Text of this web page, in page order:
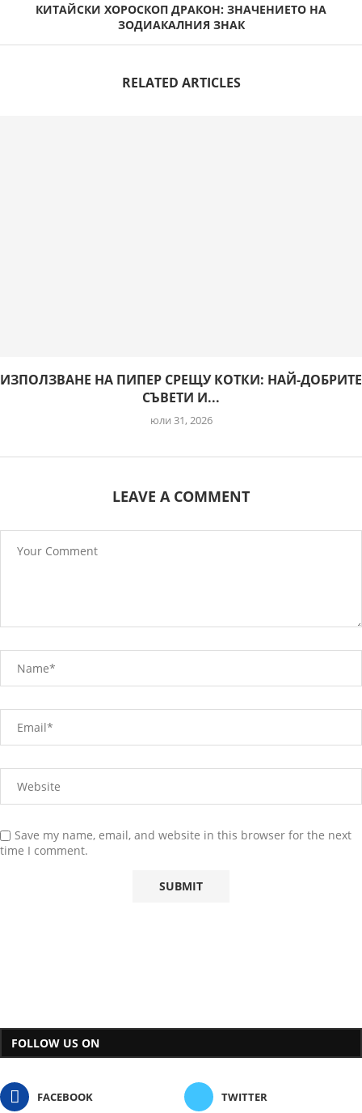
КИТАЙСКИ ХОРОСКОП ДРАКОН: ЗНАЧЕНИЕТО НА
ЗОДИАКАЛНИЯ ЗНАК
RELATED ARTICLES
ИЗПОЛЗВАНЕ НА ПИПЕР СРЕЩУ КОТКИ: НАЙ-ДОБРИТЕ
СЪВЕТИ И...
юли 31, 2026
LEAVE A COMMENT
Save my name, email, and website in this browser for the next
time I comment.
FOLLOW US ON
FACEBOOK TWITTER